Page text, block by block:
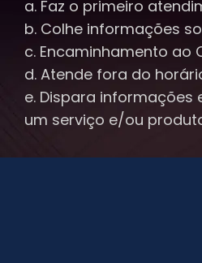
a. Faz o primeiro
b. Colhe informações
c. Encaminhamento ao
d. Atende fora do
e. Dispara
um serviço e/ou